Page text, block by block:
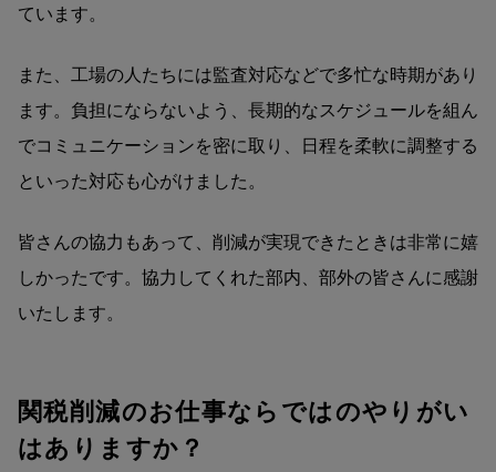
ています。
また、工場の人たちには監査対応などで多忙な時期があり
ます。負担にならないよう、長期的なスケジュールを組ん
でコミュニケーションを密に取り、日程を柔軟に調整する
といった対応も心がけました。
皆さんの協力もあって、削減が実現できたときは非常に嬉
しかったです。協力してくれた部内、部外の皆さんに感謝
いたします。
関税削減のお仕事ならではのやりがい
はありますか？